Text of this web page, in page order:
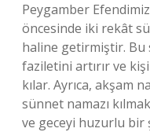
Peygamber Efendimiz
öncesinde iki rekât
haline getirmiştir. Bu
faziletini artırır ve
kılar. Ayrıca, akşam
sünnet namazı
ve geceyi huzurlu bir